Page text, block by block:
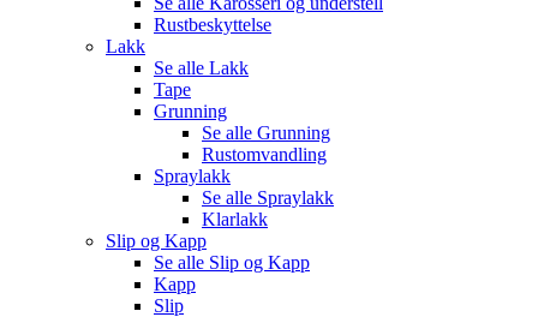
Rustbeskyttelse
Lakk
Se alle Lakk
Tape
Grunning
Se alle Grunning
Rustomvandling
Spraylakk
Se alle Spraylakk
Klarlakk
Slip og Kapp
Se alle Slip og Kapp
Kapp
Slip